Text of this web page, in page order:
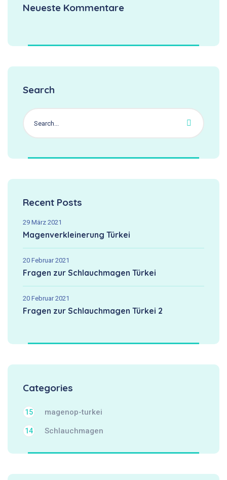
Neueste Kommentare
Search
Recent Posts
29 März 2021
Magenverkleinerung Türkei
20 Februar 2021
Fragen zur Schlauchmagen Türkei
20 Februar 2021
Fragen zur Schlauchmagen Türkei 2
Categories
magenop-turkei
15
Schlauchmagen
14